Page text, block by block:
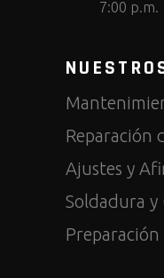
7:00 p.m.
Reparación
Ajustes y
Soldadura y